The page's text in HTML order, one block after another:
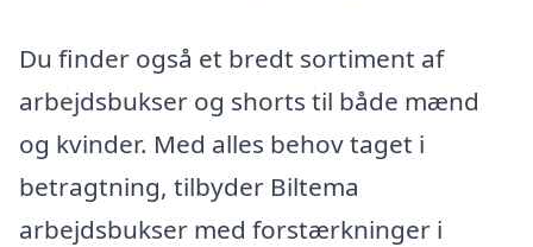
Du finder også et bredt sortiment af
arbejdsbukser og shorts til både mænd
og kvinder. Med alles behov taget i
betragtning, tilbyder Biltema
arbejdsbukser med forstærkninger i